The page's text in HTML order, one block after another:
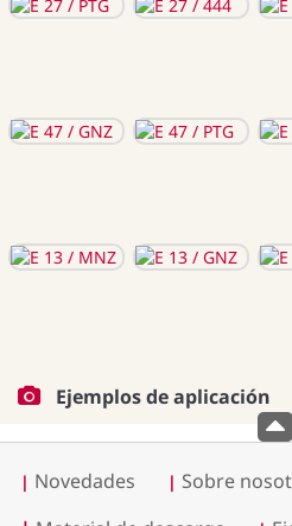
Ejemplos de aplicación
| Novedades | Sobre